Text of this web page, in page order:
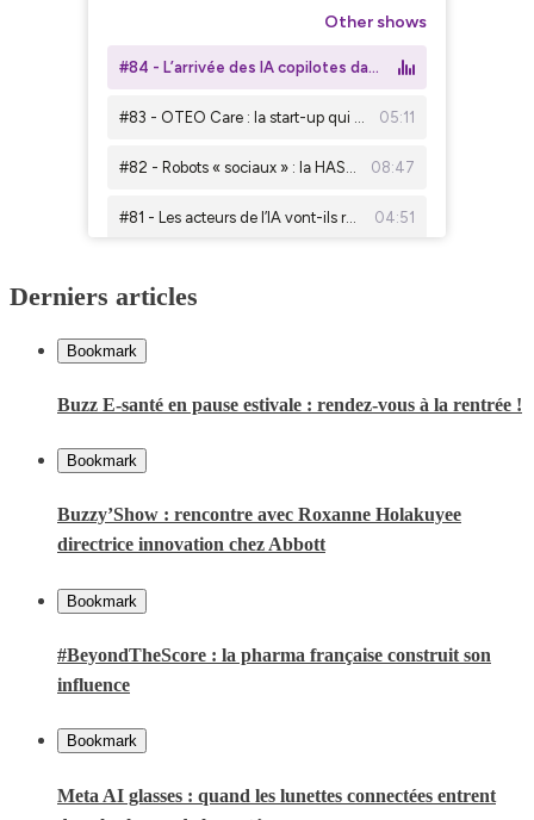
Derniers articles
Bookmark
Buzz E-santé en pause estivale : rendez-vous à la rentrée !
Bookmark
Buzzy’Show : rencontre avec Roxanne Holakuyee
directrice innovation chez Abbott
Bookmark
#BeyondTheScore : la pharma française construit son
influence
Bookmark
Meta AI glasses : quand les lunettes connectées entrent